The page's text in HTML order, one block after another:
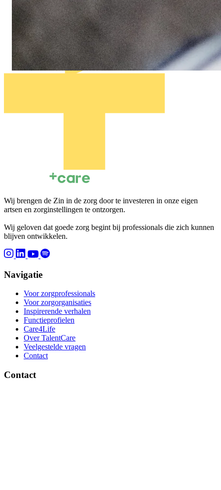
Wij brengen de Zin in de zorg door te investeren in onze eigen
artsen en zorginstellingen te ontzorgen.
Wij geloven dat goede zorg begint bij professionals die zich kunnen
blijven ontwikkelen.
Navigatie
Voor zorgprofessionals
Voor zorgorganisaties
Inspirerende verhalen
Functieprofielen
Care4Life
Over TalentCare
Veelgestelde vragen
Contact
Contact